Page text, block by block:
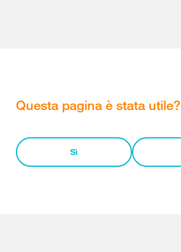
Questa pagina è stata utile?
Sì